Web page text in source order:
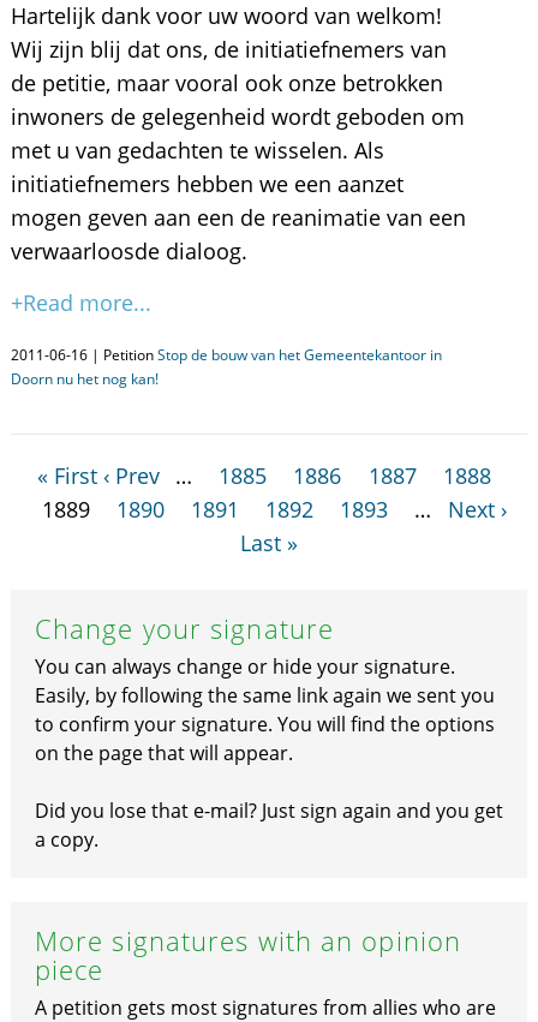
Hartelijk dank voor uw woord van welkom!
Wij zijn blij dat ons, de initiatiefnemers van
de petitie, maar vooral ook onze betrokken
inwoners de gelegenheid wordt geboden om
met u van gedachten te wisselen. Als
initiatiefnemers hebben we een aanzet
mogen geven aan een de reanimatie van een
verwaarloosde dialoog.
+Read more...
2011-06-16 | PetitionStop de bouw van het Gemeentekantoor in
Doorn nu het nog kan!
« First ‹ Prev … 1885 1886 1887
1888
1889
1890 1891 1892 1893 …
Next ›
Last »
Change your signature
You can always change or hide your signature.
Easily, by following the same link again we sent you
to confirm your signature. You will find the options
on the page that will appear.
Did you lose that e-mail? Just sign again and you get
a copy.
More signatures with an opinion
piece
A petition gets most signatures from allies who are